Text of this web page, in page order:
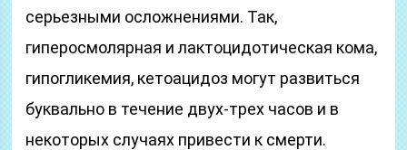
серьезными осложнениями. Так,
гиперосмолярная и лактоцидотическая кома,
гипогликемия, кетоацидоз могут развиться
буквально в течение двух-трех часов и в
некоторых случаях привести к смерти.